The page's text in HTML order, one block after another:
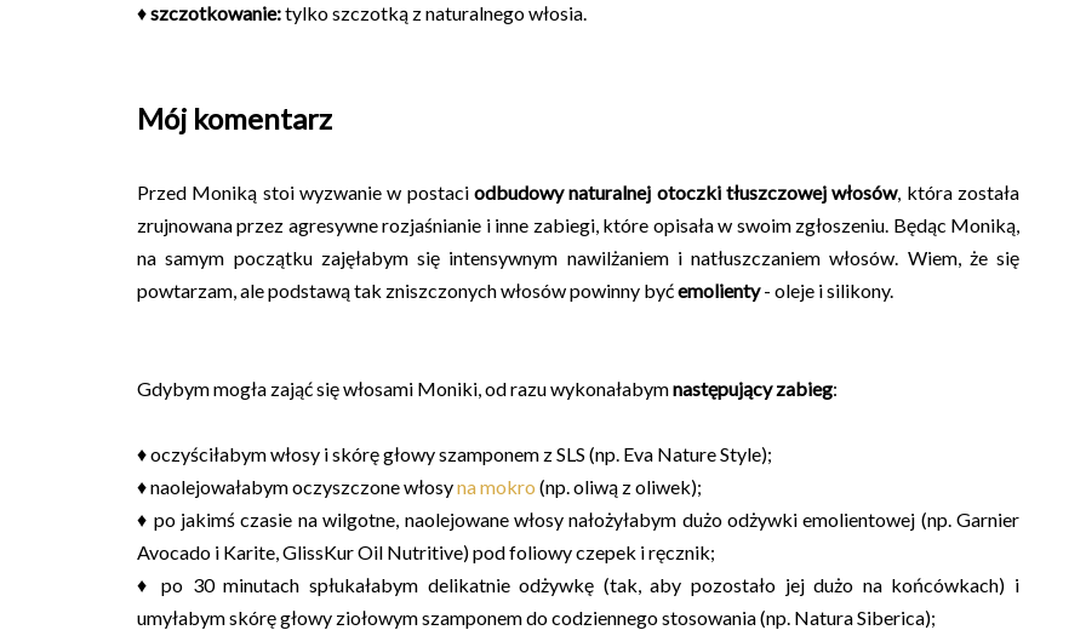
♦szczotkowanie:tylko szczotką z naturalnego włosia.
Mój komentarz
Przed Moniką stoi wyzwanie w postaci odbudowy naturalnej otoczki tłuszczowej włosów, która została
zrujnowana przez agresywne rozjaśnianie i inne zabiegi, które opisała w swoim zgłoszeniu. Będąc Moniką,
na samym początku zajęłabym się intensywnym nawilżaniem i natłuszczaniem włosów. Wiem, że się
powtarzam, ale podstawą tak zniszczonych włosów powinny byćemolienty- oleje i silikony.
Gdybym mogła zająć się włosami Moniki, od razu wykonałabymnastępujący zabieg:
♦ oczyściłabym włosy i skórę głowy szamponem z SLS (np. Eva Nature Style);
♦ naolejowałabym oczyszczone włosyna mokro (np. oliwą z oliwek);
♦ po jakimś czasie na wilgotne, naolejowane włosy nałożyłabym dużo odżywki emolientowej (np. Garnier
Avocado i Karite, GlissKur Oil Nutritive) pod foliowy czepek i ręcznik;
♦ po 30 minutach spłukałabym delikatnie odżywkę (tak, aby pozostało jej dużo na końcówkach) i
umyłabym skórę głowy ziołowym szamponem do codziennego stosowania (np. Natura Siberica);